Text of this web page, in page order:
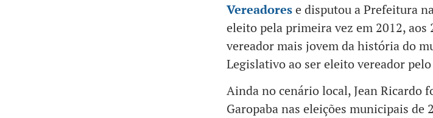
Vereadorese disputou a Prefeitura
eleito pela primeira vez em 2012,
vereador mais jovem da história do
Legislativo ao ser eleito vereador pelo
Ainda no cenário local, Jean Ricardo
Garopaba nas eleições municipais de